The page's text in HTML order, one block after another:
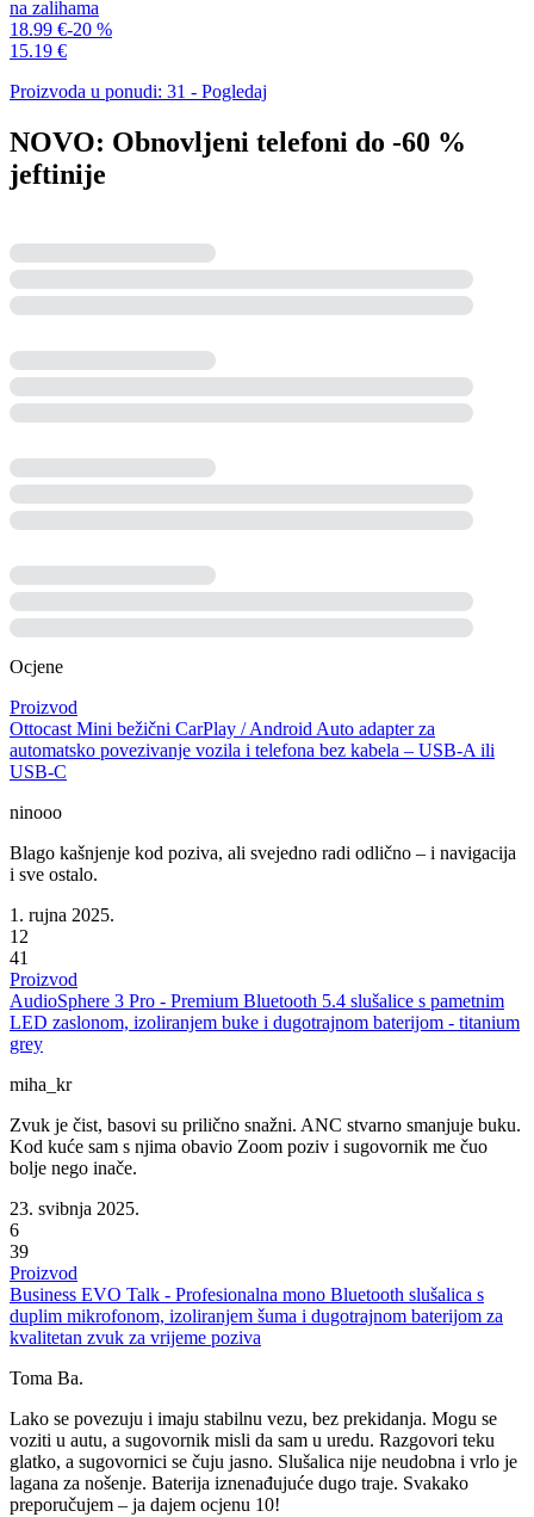
na zalihama
18.99 €-20 %
15.19 €
Proizvoda u ponudi: 31 - Pogledaj
NOVO: Obnovljeni telefoni do -60 %
jeftinije
Ocjene
Proizvod
Ottocast Mini bežični CarPlay / Android Auto adapter za
automatsko povezivanje vozila i telefona bez kabela – USB-A ili
USB-C
ninooo
Blago kašnjenje kod poziva, ali svejedno radi odlično – i navigacija
i sve ostalo.
1. rujna 2025.
12
41
Proizvod
AudioSphere 3 Pro - Premium Bluetooth 5.4 slušalice s pametnim
LED zaslonom, izoliranjem buke i dugotrajnom baterijom - titanium
grey
miha_kr
Zvuk je čist, basovi su prilično snažni. ANC stvarno smanjuje buku.
Kod kuće sam s njima obavio Zoom poziv i sugovornik me čuo
bolje nego inače.
23. svibnja 2025.
6
39
Proizvod
Business EVO Talk - Profesionalna mono Bluetooth slušalica s
duplim mikrofonom, izoliranjem šuma i dugotrajnom baterijom za
kvalitetan zvuk za vrijeme poziva
Toma Ba.
Lako se povezuju i imaju stabilnu vezu, bez prekidanja. Mogu se
voziti u autu, a sugovornik misli da sam u uredu. Razgovori teku
glatko, a sugovornici se čuju jasno. Slušalica nije neudobna i vrlo je
lagana za nošenje. Baterija iznenađujuće dugo traje. Svakako
preporučujem – ja dajem ocjenu 10!